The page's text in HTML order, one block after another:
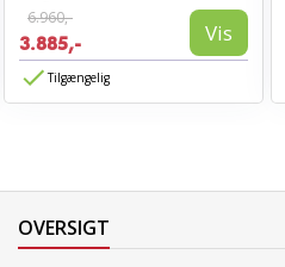
6.960,-
3.885,- Vis
Tilgængelig
OVERSIGT